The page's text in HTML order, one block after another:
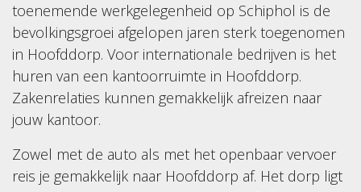
toenemende werkgelegenheid op Schiphol is de
bevolkingsgroei afgelopen jaren sterk toegenomen
in Hoofddorp. Voor internationale bedrijven is het
huren van een kantoorruimte in Hoofddorp.
Zakenrelaties kunnen gemakkelijk afreizen naar
jouw kantoor.
Zowel met de auto als met het openbaar vervoer
reis je gemakkelijk naar Hoofddorp af. Het dorp ligt